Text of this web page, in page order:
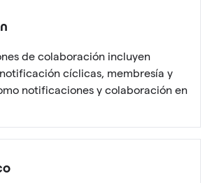
de colaboración incluyen
cíclicas, membresía y
notificaciones y colaboración en